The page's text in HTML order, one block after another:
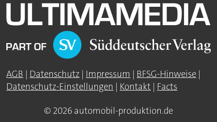
AGB | Datenschutz | Impressum | BFSG-Hinweise |
Datenschutz-Einstellungen | Kontakt | Facts
© 2026 automobil-produktion.de